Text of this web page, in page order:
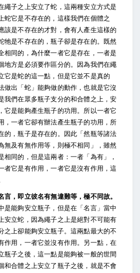
繩子之上安立了蛇，這兩種安立方式是
蛇它是不存在的，這樣我們在個體之
該是不存在的才對，會有人產生這樣的
牠是不存在的，瓶子卻是存在的。既然
相同的，為什麼一者它是存在，一者是
地方是必須要作區分的。因為我們在繩
它是蛇的這一點，但是它並不是真的
做出「蛇」能夠做的動作，也就是它沒
我們在眾多瓶子支分的和合體之上，安
它是能夠產生瓶子的功用。所以一者它
，一者它卻有辦法產生瓶子的功用，所
的，瓶子是存在的。因此「然瓶等諸法
無及有無作用等，則極不相同」，雖然
相同的，但是這兩者：一者「為有」，
者它是有作用，一者它是沒有作用，這
言，即立彼名有無違難等，極不同故。
是能夠安立瓶子，但是在「名言」當中
安立蛇，因為繩子之上是絕對不可能有
之上卻能夠安立瓶子。這兩點最大的不
作用，一者它並沒有作用。另一點，在
瓶子之後，這一點是能夠被一般的世間
和合體之上安立了瓶子之後，就是不會